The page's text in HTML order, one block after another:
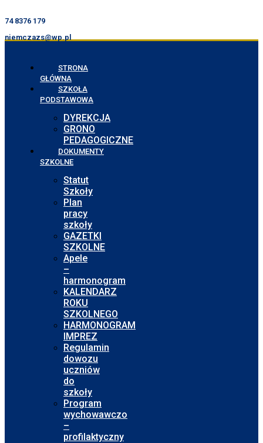
74 8376 179
niemczazs@wp.pl
STRONA
GŁÓWNA
SZKOŁA
PODSTAWOWA
DYREKCJA
GRONO
PEDAGOGICZNE
DOKUMENTY
SZKOLNE
Statut
Szkoły
Plan
pracy
szkoły
GAZETKI
SZKOLNE
Apele
–
harmonogram
KALENDARZ
ROKU
SZKOLNEGO
HARMONOGRAM
IMPREZ
Regulamin
dowozu
uczniów
do
szkoły
Program
wychowawczo
–
profilaktyczny